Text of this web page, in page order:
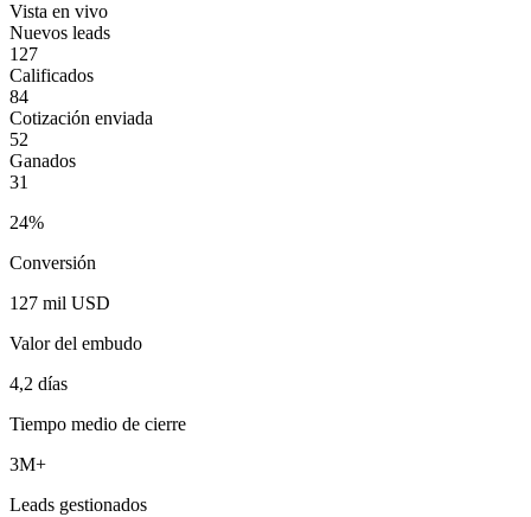
Vista en vivo
Nuevos leads
127
Calificados
84
Cotización enviada
52
Ganados
31
24%
Conversión
127 mil USD
Valor del embudo
4,2 días
Tiempo medio de cierre
3M+
Leads gestionados